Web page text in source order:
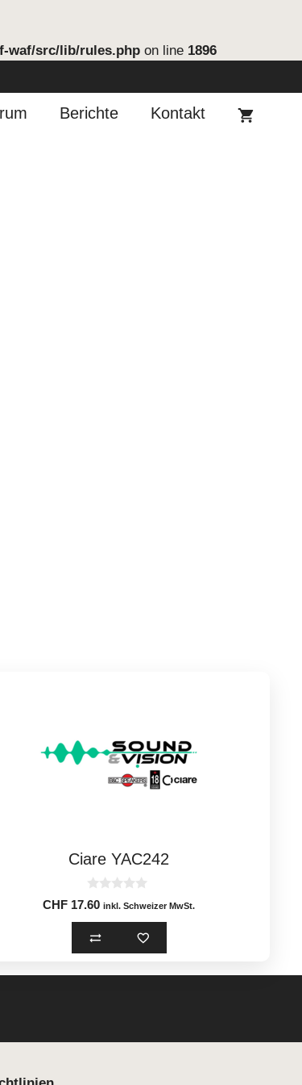
waf/src/lib/rules.php on line 1896
Berichte Kontakt
Ciare YAC242
0
o
u
t
o
f
CHF 17.60 inkl. Schweizer MwSt.